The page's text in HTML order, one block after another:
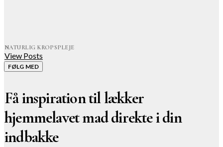
NATURLIG KROPSPLEJE
View Posts
FØLG MED
Få inspiration til lækker
hjemmelavet mad direkte i din
indbakke